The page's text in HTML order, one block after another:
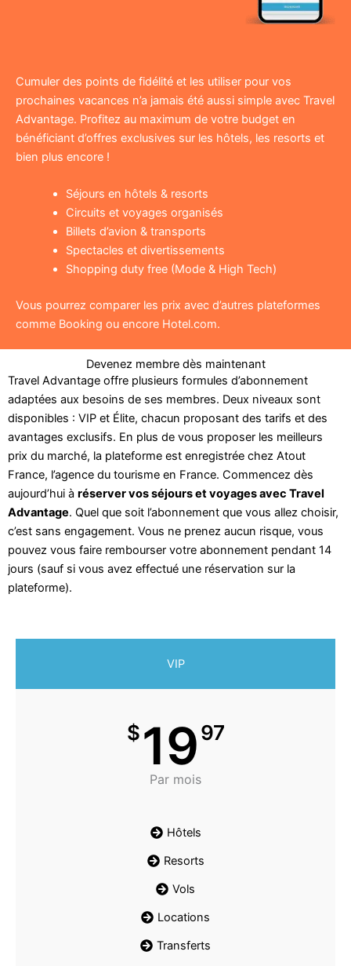
Cumuler des points de fidélité et les utiliser pour vos
prochaines vacances n’a jamais été aussi simple avec Travel
Advantage. Profitez au maximum de votre budget en
bénéficiant d’offres exclusives sur les hôtels, les resorts et
bien plus encore !
Séjours en hôtels & resorts
Circuits et voyages organisés
Billets d’avion & transports
Spectacles et divertissements
Shopping duty free (Mode & High Tech)
Vous pourrez comparer les prix avec d’autres plateformes
comme Booking ou encore Hotel.com.
Devenez membre dès maintenant
Travel Advantage offre plusieurs formules d’abonnement
adaptées aux besoins de ses membres. Deux niveaux sont
disponibles : VIP et Élite, chacun proposant des tarifs et des
avantages exclusifs. En plus de vous proposer les meilleurs
prix du marché, la plateforme est enregistrée chez Atout
France, l’agence du tourisme en France. Commencez dès
aujourd’hui à réserver vos séjours et voyages avec Travel
Advantage. Quel que soit l’abonnement que vous allez choisir,
c’est sans engagement. Vous ne prenez aucun risque, vous
pouvez vous faire rembourser votre abonnement pendant 14
jours (sauf si vous avez effectué une réservation sur la
plateforme).
VIP
$1997
Par mois
Hôtels
Resorts
Vols
Locations
Transferts